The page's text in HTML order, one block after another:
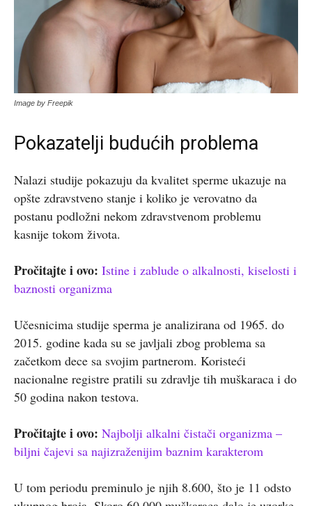
Image by Freepik
Pokazatelji budućih problema
Nalazi studije pokazuju da kvalitet sperme ukazuje na
opšte zdravstveno stanje i koliko je verovatno da
postanu podložni nekom zdravstvenom problemu
kasnije tokom života.
Pročitajte i ovo: Istine i zablude o alkalnosti, kiselosti i
baznosti organizma
Učesnicima studije sperma je analizirana od 1965. do
2015. godine kada su se javljali zbog problema sa
začetkom dece sa svojim partnerom. Koristeći
nacionalne registre pratili su zdravlje tih muškaraca i do
50 godina nakon testova.
Pročitajte i ovo: Najbolji alkalni čistači organizma –
biljni čajevi sa najizraženijim baznim karakterom
U tom periodu preminulo je njih 8.600, što je 11 odsto